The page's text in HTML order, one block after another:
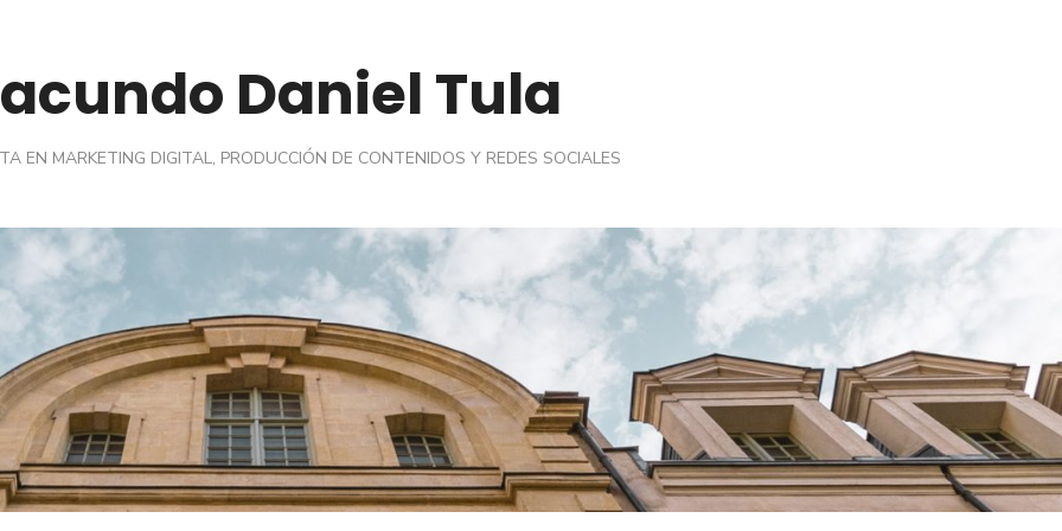
Daniel Tula
EN MARKETING DIGITAL, PRODUCCIÓN DE CONTENIDOS Y REDES SOCIALES